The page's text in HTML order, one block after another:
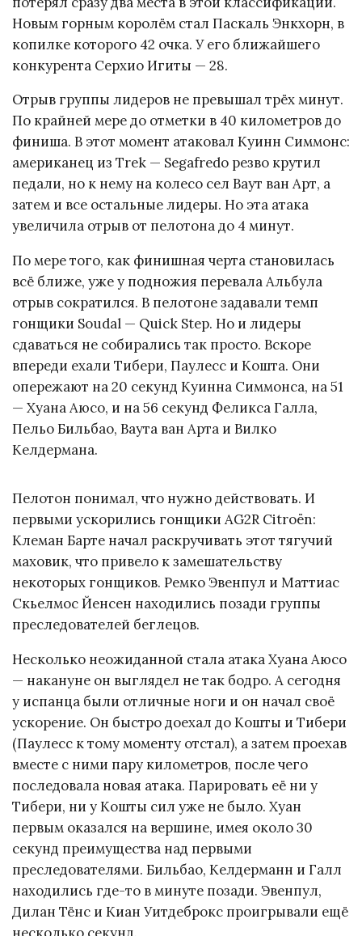
Новым горным королём стал Паскаль Энкхорн, в
копилке которого 42 очка. У его ближайшего
конкурента Серхио Игиты — 28.
Отрыв группы лидеров не превышал трёх минут.
По крайней мере до отметки в 40 километров до
финиша. В этот момент атаковал Куинн Симмонс:
американец из Trek — Segafredo резво крутил
педали, но к нему на колесо сел Ваут ван Арт, а
затем и все остальные лидеры. Но эта атака
увеличила отрыв от пелотона до 4 минут.
По мере того, как финишная черта становилась
всё ближе, уже у подножия перевала Альбула
отрыв сократился. В пелотоне задавали темп
гонщики Soudal — Quick Step. Но и лидеры
сдаваться не собирались так просто. Вскоре
впереди ехали Тибери, Паулесс и Кошта. Они
опережают на 20 секунд Куинна Симмонса, на 51
— Хуана Аюсо, и на 56 секунд Феликса Галла,
Пельо Бильбао, Ваута ван Арта и Вилко
Келдермана.
Пелотон понимал, что нужно действовать. И
первыми ускорились гонщики AG2R Citroën:
Клеман Барте начал раскручивать этот тягучий
маховик, что привело к замешательству
некоторых гонщиков. Ремко Эвенпул и Маттиас
Скьелмос Йенсен находились позади группы
преследователей беглецов.
Несколько неожиданной стала атака Хуана Аюсо
— накануне он выглядел не так бодро. А сегодня
у испанца были отличные ноги и он начал своё
ускорение. Он быстро доехал до Кошты и Тибери
(Паулесс к тому моменту отстал), а затем проехав
вместе с ними пару километров, после чего
последовала новая атака. Парировать её ни у
Тибери, ни у Кошты сил уже не было. Хуан
первым оказался на вершине, имея около 30
секунд преимущества над первыми
преследователями. Бильбао, Келдерманн и Галл
находились где-то в минуте позади. Эвенпул,
Дилан Тёнс и Киан Уитдеброкс проигрывали ещё
несколько секунд.